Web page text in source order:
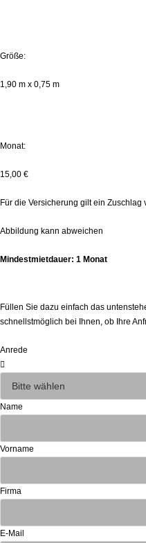
Größe:
1,90 m x 0,75 m
Monat:
15,00 €
Für die Versicherung gilt ein Zuschlag
Abbildung kann abweichen
Mindestmietdauer: 1 Monat
Füllen Sie dazu einfach das
schnellstmöglich bei Ihnen, ob Ihre
Anrede
Name
Vorname
Firma
E-Mail